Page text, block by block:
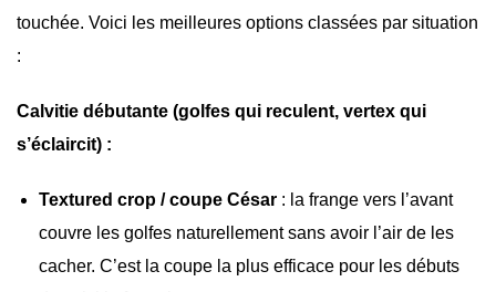
touchée. Voici les meilleures options classées par situation
:
Calvitie débutante (golfes qui reculent, vertex qui
s’éclaircit) :
Textured crop / coupe César : la frange vers l’avant
couvre les golfes naturellement sans avoir l’air de les
cacher. C’est la coupe la plus efficace pour les débuts